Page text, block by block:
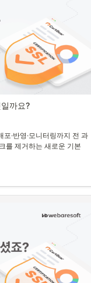
서기 위한 새로운
는지,
어들고 있는지,
을 던져볼게요.
히 무엇인가요?”
까요?
·반영·모니터링까지 전 과
를 제거하는 새로운 기본